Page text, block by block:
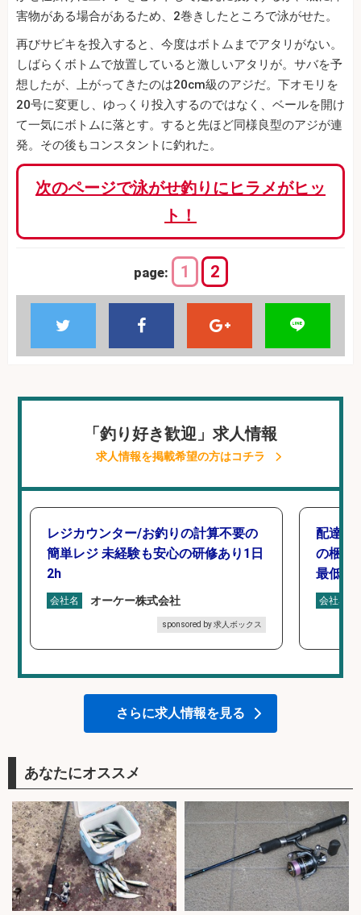
害物がある場合があるため、2巻きしたところで泳がせた。
再びサビキを投入すると、今度はボトムまでアタリがない。
しばらくボトムで放置していると激しいアタリが。サバを予
想したが、上がってきたのは20cm級のアジだ。下オモリを
20号に変更し、ゆっくり投入するのではなく、ベールを開け
て一気にボトムに落とす。すると先ほど同様良型のアジが連
発。その後もコンスタントに釣れた。
次のページで泳がせ釣りにヒラメがヒッ
ト！
page: 1 2
「釣り好き歓迎」求人情報
求人情報を掲載希望の方はコチラ
レジカウンター/お釣りの計算不要の
簡単レジ 未経験も安心の研修あり1日
2h
会社名 オーケー株式会社
sponsored by 求人ボックス
配達/
の梱包
最低月
会社名
さらに求人情報を見る
あなたにオススメ